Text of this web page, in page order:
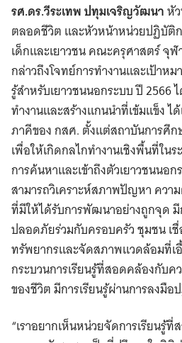
รศ.ดร.วีระเทพ ปทุมเจริญวัฒนาหั
ตลอดชีวิต และหัวหน้าหน่วยปฏิบัติ
เด็กและเยาวชน คณะครุศาสตร์ จุ
กล่าวถึงโจทย์การทำงานและเป้าห
รู้สำหรับเยาวชนนอกระบบ ปี 2566
ทำงานและสร้างแกนนำที่เข้มแข็ง ไ
ภาคีของ กสศ. ตั้งแต่สถาบันการศึ
เพื่อให้เกิดกลไกทำงานเชิงพื้นที่ใน
การค้นหาและเข้าถึงตัวเยาวชนนอ
สามารถวิเคราะห์สภาพปัญหา ควา
ที่มีให้ได้รับการพัฒนาอย่างถูกจุด มี
ปลอดภัยร่วมกับครอบครัว ชุมชน เชื่
ทรัพยากรและจัดสภาพแวดล้อมที่เ
กระบวนการเรียนรู้ที่สอดคล้องกับค
ของชีวิต มีการเรียนรู้ผ่านการลงมือ
“เราอยากเห็นหน่วยจัดการเรียนรู้ที่